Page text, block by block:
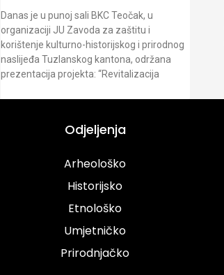
Danas je u punoj sali BKC Teočak, u
organizaciji JU Zavoda za zaštitu i
korištenje kulturno-historijskog i prirodnog
naslijeđa Tuzlanskog kantona, održana
prezentacija projekta: “Revitalizacija
Odjeljenja
Arheološko
Historijsko
Etnološko
Umjetničko
Prirodnjačko